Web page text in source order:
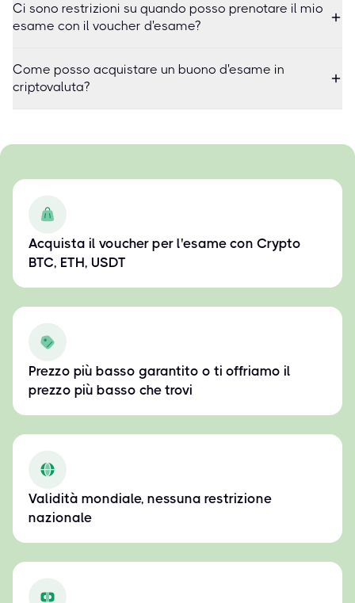
Ci sono restrizioni su quando posso prenotare il mio
esame con il voucher d'esame?
Come posso acquistare un buono d'esame in
criptovaluta?
Acquista il voucher per l'esame con Crypto
BTC, ETH, USDT
Prezzo più basso garantito o ti offriamo il
prezzo più basso che trovi
Validità mondiale, nessuna restrizione
nazionale